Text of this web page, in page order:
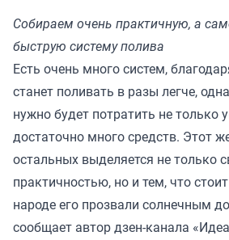
Собираем очень практичную, а
быструю систему полива
Есть очень много систем,
станет поливать в разы легче,
нужно будет потратить не только
достаточно много средств. Этот
остальных выделяется не только
практичностью, но и тем, что
народе его прозвали солнечным
сообщает автор дзен-канала